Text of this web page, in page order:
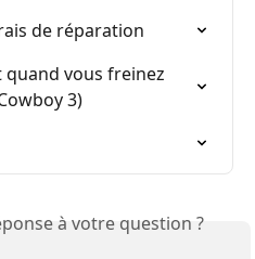
de réparation
vous freinez
3)
à votre question ?